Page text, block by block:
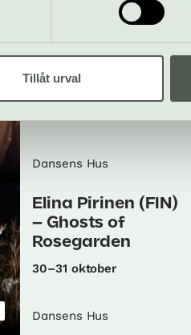
Tillåt urval
(GBR) Theatre of
Dansens Hus
Elina Pirinen (FIN)
– Ghosts of
Rosegarden
30–31 oktober
Dansens Hus